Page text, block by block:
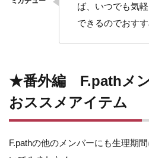
ば、いつでも気
できるのでおすす
★番外編 F.pathメン
おススメアイテム
F.pathの他のメンバーにも生理期